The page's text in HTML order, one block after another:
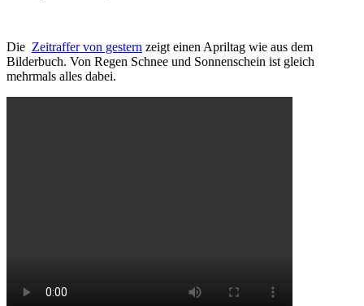
Die Zeitraffer von gestern zeigt einen Apriltag wie aus dem
Bilderbuch. Von Regen Schnee und Sonnenschein ist gleich
mehrmals alles dabei.